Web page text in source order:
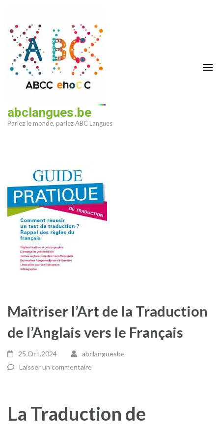
contenu
(Pressez
Entrée)
abclangues.be
Parlez le monde, parlez ABC Langues
Maîtriser l’Art de la Traduction
de l’Anglais vers le Français
25 Oct,2024
abclanguesbe
Laisser un commentaire
La Traduction de